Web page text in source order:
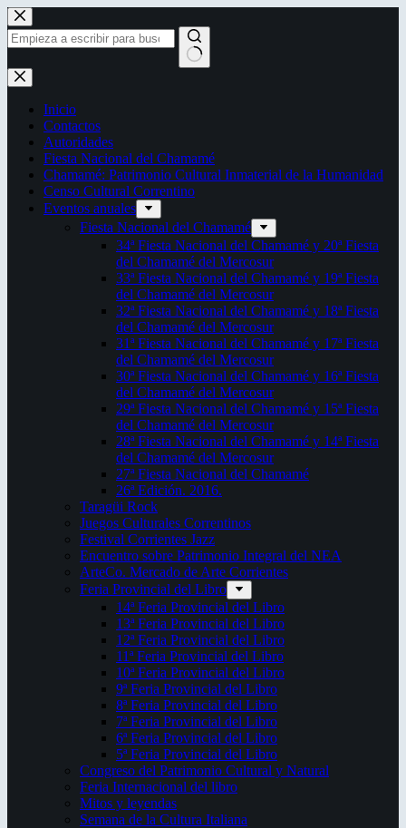
Saltar
al
contenido
Sin
resultados
Inicio
Contactos
Autoridades
Fiesta Nacional del Chamamé
Chamamé: Patrimonio Cultural Inmaterial de la Humanidad
Censo Cultural Correntino
Eventos anuales
Fiesta Nacional del Chamamé
34ª Fiesta Nacional del Chamamé y 20ª Fiesta
del Chamamé del Mercosur
33ª Fiesta Nacional del Chamamé y 19ª Fiesta
del Chamamé del Mercosur
32ª Fiesta Nacional del Chamamé y 18ª Fiesta
del Chamamé del Mercosur
31ª Fiesta Nacional del Chamamé y 17ª Fiesta
del Chamamé del Mercosur
30ª Fiesta Nacional del Chamamé y 16ª Fiesta
del Chamamé del Mercosur
29ª Fiesta Nacional del Chamamé y 15ª Fiesta
del Chamamé del Mercosur
28ª Fiesta Nacional del Chamamé y 14ª Fiesta
del Chamamé del Mercosur
27ª Fiesta Nacional del Chamamé
26ª Edición. 2016.
Taragüi Rock
Juegos Culturales Correntinos
Festival Corrientes Jazz
Encuentro sobre Patrimonio Integral del NEA
ArteCo. Mercado de Arte Corrientes
Feria Provincial del Libro
14ª Feria Provincial del Libro
13ª Feria Provincial del Libro
12ª Feria Provincial del Libro
11ª Feria Provincial del Libro
10ª Feria Provincial del Libro
9ª Feria Provincial del Libro
8ª Feria Provincial del Libro
7ª Feria Provincial del Libro
6ª Feria Provincial del Libro
5ª Feria Provincial del Libro
Congreso del Patrimonio Cultural y Natural
Feria Internacional del libro
Mitos y leyendas
Semana de la Cultura Italiana